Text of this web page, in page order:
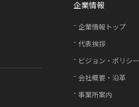
企業情報
企業情報トップ
代表挨拶
ビジョン・ポリシー
会社概要・沿革
事業所案内